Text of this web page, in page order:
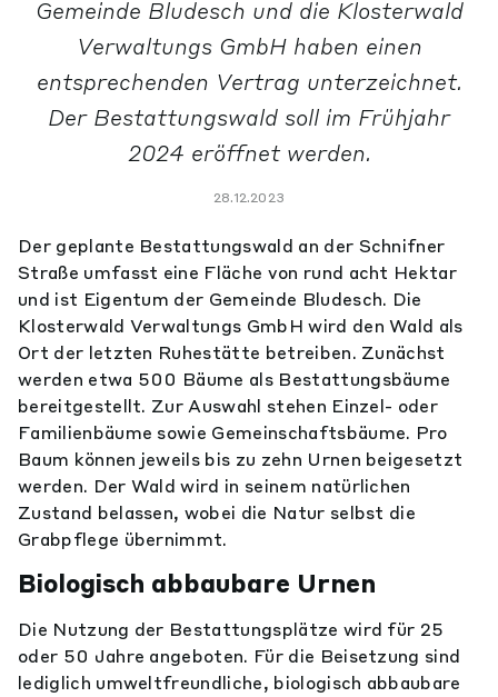
Gemeinde Bludesch und die Klosterwald
Verwaltungs GmbH haben einen
entsprechenden Vertrag unterzeichnet.
Der Bestattungswald soll im Frühjahr
2024 eröffnet werden.
28.12.2023
Der geplante Bestattungswald an der Schnifner
Straße umfasst eine Fläche von rund acht Hektar
und ist Eigentum der Gemeinde Bludesch. Die
Klosterwald Verwaltungs GmbH wird den Wald als
Ort der letzten Ruhestätte betreiben. Zunächst
werden etwa 500 Bäume als Bestattungsbäume
bereitgestellt. Zur Auswahl stehen Einzel- oder
Familienbäume sowie Gemeinschaftsbäume. Pro
Baum können jeweils bis zu zehn Urnen beigesetzt
werden. Der Wald wird in seinem natürlichen
Zustand belassen, wobei die Natur selbst die
Grabpflege übernimmt.
Biologisch abbaubare Urnen
Die Nutzung der Bestattungsplätze wird für 25
oder 50 Jahre angeboten. Für die Beisetzung sind
lediglich umweltfreundliche, biologisch abbaubare